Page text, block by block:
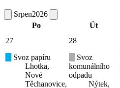
Srpen2026
Po
Út
27
Svoz papíru
Lhotka,
Nové
Těchanovice,
28
Svoz
komunálního
odpadu
Nýtek,